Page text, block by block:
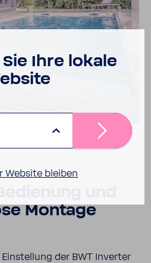
Montage
der BWT Inverter
Ihre lokale
Website bleiben